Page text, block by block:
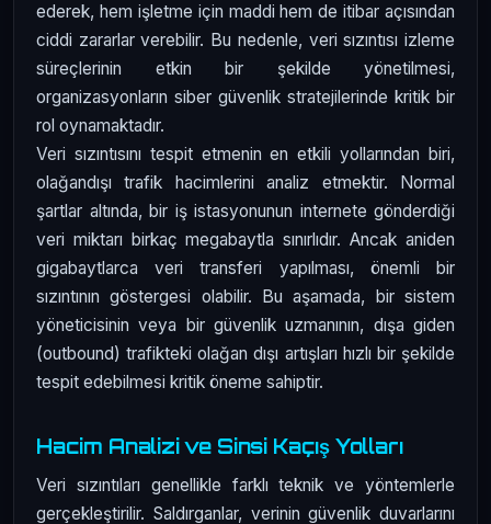
ederek, hem işletme için maddi hem de itibar açısından
ciddi zararlar verebilir. Bu nedenle, veri sızıntısı izleme
süreçlerinin etkin bir şekilde yönetilmesi,
organizasyonların siber güvenlik stratejilerinde kritik bir
rol oynamaktadır.
Veri sızıntısını tespit etmenin en etkili yollarından biri,
olağandışı trafik hacimlerini analiz etmektir. Normal
şartlar altında, bir iş istasyonunun internete gönderdiği
veri miktarı birkaç megabaytla sınırlıdır. Ancak aniden
gigabaytlarca veri transferi yapılması, önemli bir
sızıntının göstergesi olabilir. Bu aşamada, bir sistem
yöneticisinin veya bir güvenlik uzmanının, dışa giden
(outbound) trafikteki olağan dışı artışları hızlı bir şekilde
tespit edebilmesi kritik öneme sahiptir.
Hacim Analizi ve Sinsi Kaçış Yolları
Veri sızıntıları genellikle farklı teknik ve yöntemlerle
gerçekleştirilir. Saldırganlar, verinin güvenlik duvarlarını